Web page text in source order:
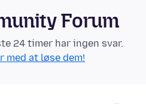
Forum
24 timer har ingen svar.
at løse dem!